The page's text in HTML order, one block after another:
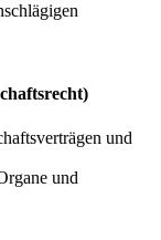
und
und